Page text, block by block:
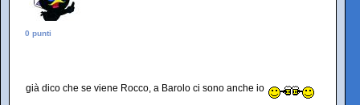
0 punti
già dico che se viene Rocco, a Barolo ci sono anche io